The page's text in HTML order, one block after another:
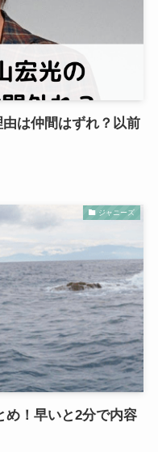
由は仲間はずれ？以前
ジャニーズ
！早いと2分で内容